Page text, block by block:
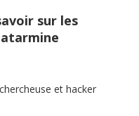
sur les
et hacker